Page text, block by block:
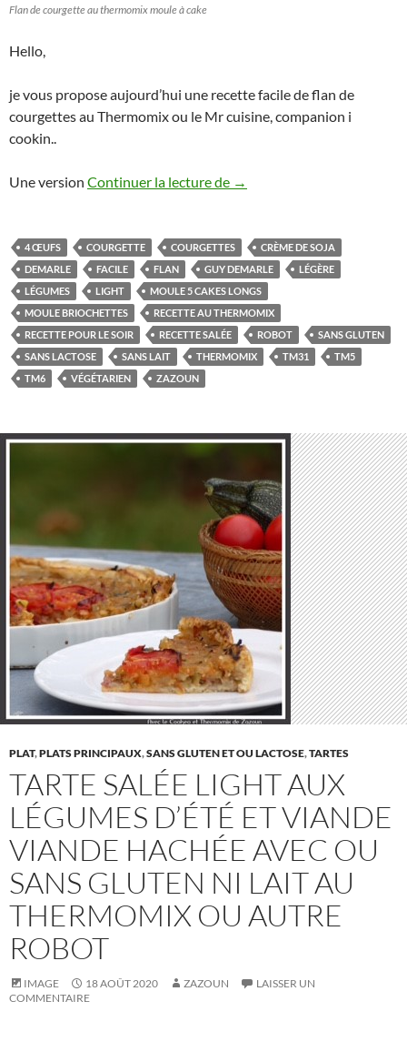
Flan de courgette au thermomix moule à cake
Hello,
je vous propose aujourd’hui une recette facile de flan de
courgettes au Thermomix ou le Mr cuisine, companion i
cookin..
Une version Continuer la lecture de Flan de courgette au
→
4 ŒUFS COURGETTE COURGETTES
CRÈME DE SOJA
DEMARLE
FACILE FLAN GUY DEMARLE
LÉGÈRE
LÉGUMES
LIGHT
MOULE 5 CAKES LONGS
MOULE BRIOCHETTES
RECETTE AU THERMOMIX
RECETTE POUR LE SOIR
RECETTE SALÉE ROBOT
SANS GLUTEN
SANS LACTOSE
SANS LAIT THERMOMIX TM31
TM5
TM6
VÉGÉTARIEN ZAZOUN
PLAT,PLATS PRINCIPAUX,SANS GLUTEN ET OU LACTOSE,TARTES
TARTE SALÉE LIGHT AUX
LÉGUMES D’ÉTÉ ET VIANDE
VIANDE HACHÉE AVEC OU
SANS GLUTEN NI LAIT AU
THERMOMIX OU AUTRE
ROBOT
IMAGE 18 AOÛT 2020 ZAZOUN
LAISSER UN
COMMENTAIRE